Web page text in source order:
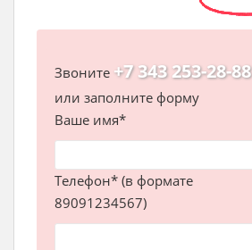
Звоните +7 343 253-28-88
или заполните форму
Ваше имя*
Телефон* (в формате
89091234567)